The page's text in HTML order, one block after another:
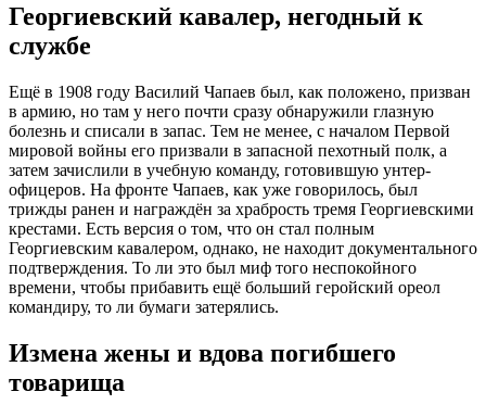
Георгиевский кавалер, негодный к
службе
Ещё в 1908 году Василий Чапаев был, как положено, призван
в армию, но там у него почти сразу обнаружили глазную
болезнь и списали в запас. Тем не менее, с началом Первой
мировой войны его призвали в запасной пехотный полк, а
затем зачислили в учебную команду, готовившую унтер-
офицеров. На фронте Чапаев, как уже говорилось, был
трижды ранен и награждён за храбрость тремя Георгиевскими
крестами. Есть версия о том, что он стал полным
Георгиевским кавалером, однако, не находит документального
подтверждения. То ли это был миф того неспокойного
времени, чтобы прибавить ещё больший геройский ореол
командиру, то ли бумаги затерялись.
Измена жены и вдова погибшего
товарища